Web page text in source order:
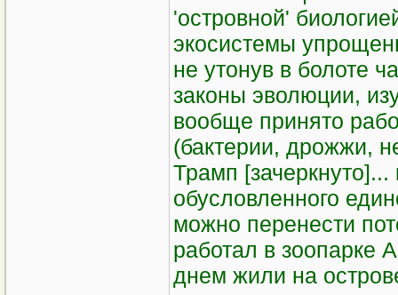
'островной'
экосистемы
не утонув в болоте
законы эволюции,
вообще принято
(бактерии, дрожжи,
Трамп
обусловленного
можно перенести
работал в зоопарке
днем жили на